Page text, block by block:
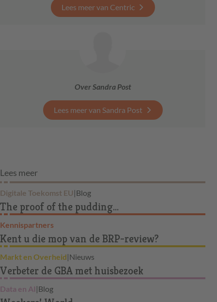
Lees meer van Centric
Over Sandra Post
Lees meer van Sandra Post
Lees meer
Digitale Toekomst EU |Blog
The proof of the pudding...
Kennispartners
Kent u die mop van de BRP-review?
Markt en Overheid|Nieuws
Verbeter de GBA met huisbezoek
Data en AI |Blog